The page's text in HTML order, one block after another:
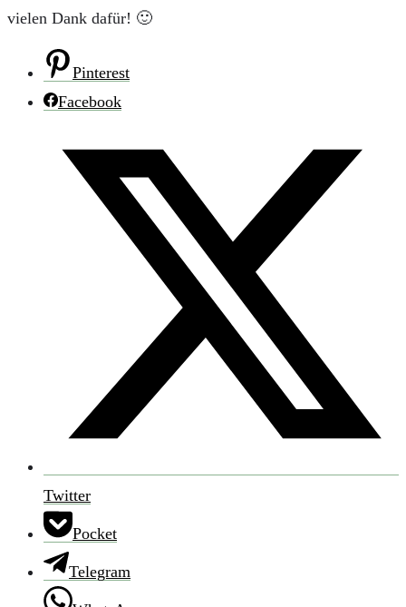
vielen Dank dafür! 🙂
Pinterest
Facebook
Twitter
Pocket
Telegram